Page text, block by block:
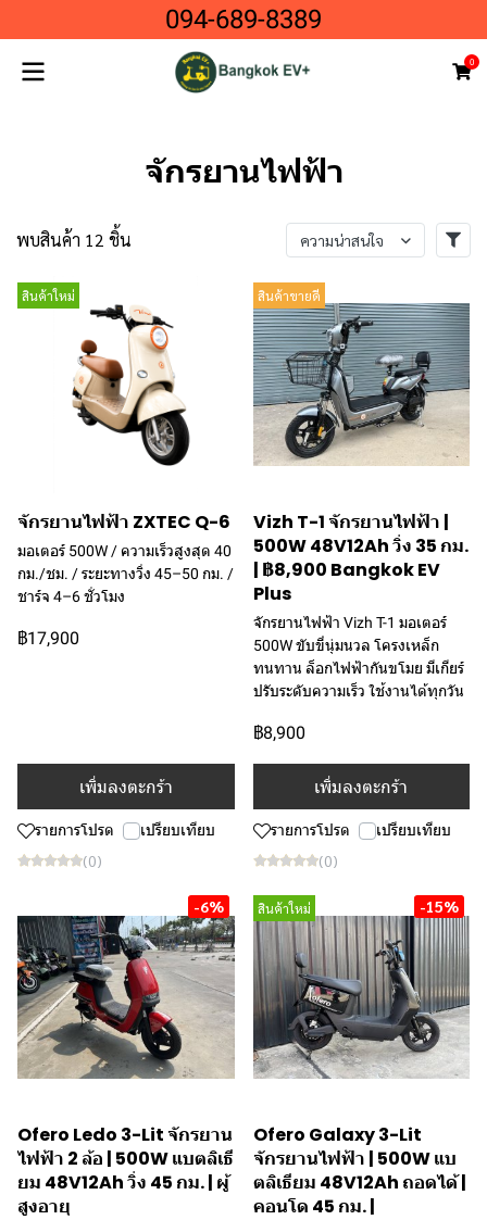
094-689-8389
0
จักรยานไฟฟ้า
พบสินค้า 12 ชิ้น ความน่าสนใจ
สินค้าใหม่
จักรยานไฟฟ้า ZXTEC Q-6
มอเตอร์ 500W / ความเร็วสูงสุด 40
กม./ชม. / ระยะทางวิ่ง 45–50 กม. /
ชาร์จ 4–6 ชั่วโมง
฿17,900
เพิ่มลงตะกร้า
รายการโปรด เปรียบเทียบ
(0)
สินค้าขายดี
Vizh T-1 จักรยานไฟฟ้า |
500W 48V12Ah วิ่ง 35 กม.
| ฿8,900 Bangkok EV
Plus
จักรยานไฟฟ้า Vizh T-1 มอเตอร์
500W ขับขี่นุ่มนวล โครงเหล็ก
ทนทาน ล็อกไฟฟ้ากันขโมย มีเกียร์
ปรับระดับความเร็ว ใช้งานได้ทุกวัน
฿8,900
เพิ่มลงตะกร้า
รายการโปรด เปรียบเทียบ
(0)
-6%
Ofero Ledo 3-Lit จักรยาน
ไฟฟ้า 2 ล้อ | 500W แบตลิเธี
ยม 48V12Ah วิ่ง 45 กม. | ผู้
สูงอายุ
สินค้าใหม่ -15%
Ofero Galaxy 3-Lit
จักรยานไฟฟ้า | 500W แบ
ตลิเธียม 48V12Ah ถอดได้ |
คอนโด 45 กม. |